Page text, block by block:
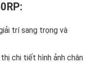
trí sang trọng và
chi tiết hình ảnh chân